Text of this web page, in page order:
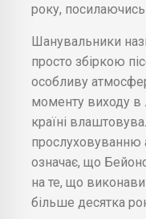
року,
Шанувальники
просто збіркою
особливу
моменту виходу в
країні
прослуховуванню
означає, що
на те, що
більше десятка